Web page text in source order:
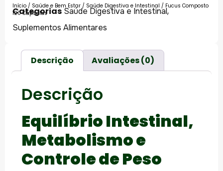
Início / Saúde e Bem Estar / Saúde Digestiva e Intestinal / Fucus Composto
120 Cápsulas
Categorias Saúde Digestiva e Intestinal,
Suplementos Alimentares
Descrição Avaliações (0)
Descrição
Equilíbrio Intestinal,
Metabolismo e
Controle de Peso